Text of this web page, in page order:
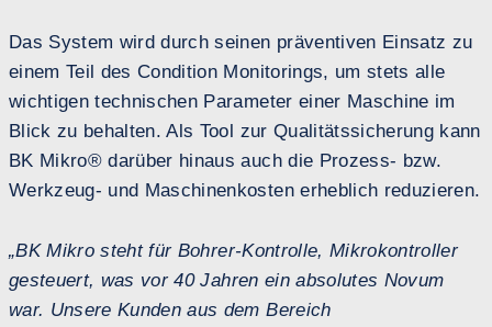
Das System wird durch seinen präventiven Einsatz zu
einem Teil des Condition Monitorings, um stets alle
wichtigen technischen Parameter einer Maschine im
Blick zu behalten. Als Tool zur Qualitätssicherung kann
BK Mikro® darüber hinaus auch die Prozess- bzw.
Werkzeug- und Maschinenkosten erheblich reduzieren.
„BK Mikro steht fürBohrer-Kontrolle, Mikrokontroller
gesteuert, was vor 40 Jahren ein absolutes Novum
war. Unsere Kunden aus dem Bereich